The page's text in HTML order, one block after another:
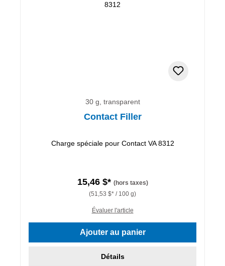
30 g, transparent
Contact Filler
Charge spéciale pour Contact VA 8312
15,46 $* (hors taxes)
(51,53 $* / 100 g)
Évaluer l'article
Ajouter au panier
Détails